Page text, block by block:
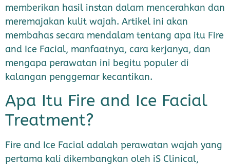
memberikan hasil instan dalam mencerahkan dan
meremajakan kulit wajah. Artikel ini akan
membahas secara mendalam tentang apa itu Fire
and Ice Facial, manfaatnya, cara kerjanya, dan
mengapa perawatan ini begitu populer di
kalangan penggemar kecantikan.
Apa Itu Fire and Ice Facial
Treatment?
Fire and Ice Facial adalah perawatan wajah yang
pertama kali dikembangkan oleh iS Clinical,